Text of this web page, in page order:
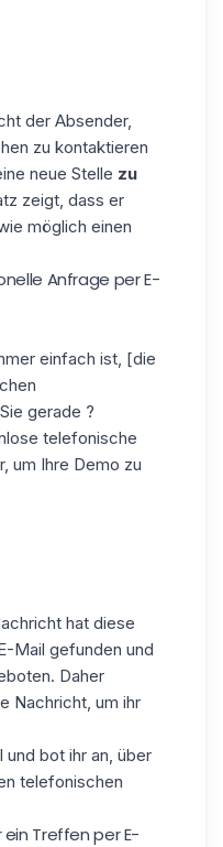
der Absender,
zu kontaktieren
neue Stelle zu
zeigt, dass er
möglich einen
Anfrage per E-
einfach ist, [die
gerade ?
telefonische
um Ihre Demo zu
hat diese
Mail gefunden und
Daher
Nachricht, um ihr
und bot ihr an, über
telefonischen
Treffen per E-